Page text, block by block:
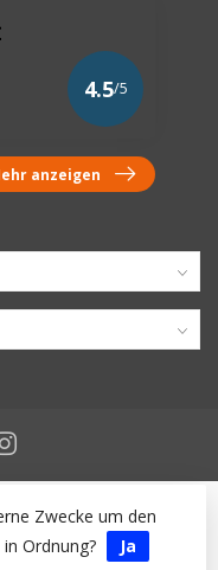
4.5/5
anzeigen
Zwecke um den
Ordnung?
Ja